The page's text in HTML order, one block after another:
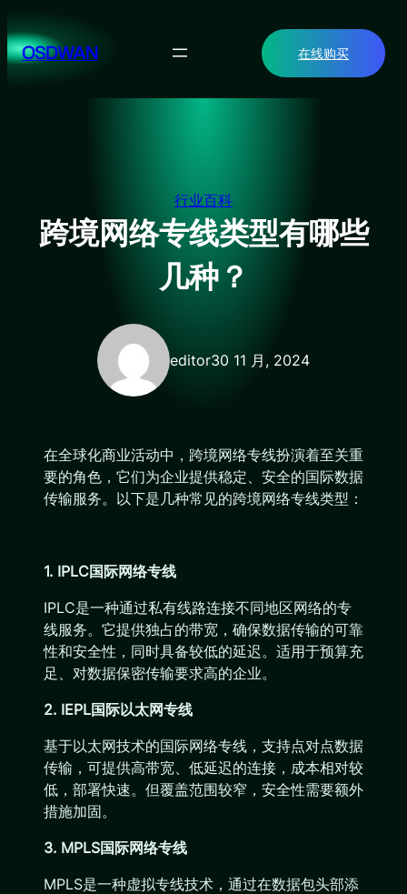
至
内OSDWAN 在线购买
行业百科
跨境网络专线类型有哪些
几种？
editor30 11 月, 2024
在全球化商业活动中，跨境网络专线扮演着至关重
要的角色，它们为企业提供稳定、安全的国际数据
传输服务。以下是几种常见的跨境网络专线类型：
1. IPLC国际网络专线
IPLC是一种通过私有线路连接不同地区网络的专
线服务。它提供独占的带宽，确保数据传输的可靠
性和安全性，同时具备较低的延迟。适用于预算充
足、对数据保密传输要求高的企业。
2. IEPL国际以太网专线
基于以太网技术的国际网络专线，支持点对点数据
传输，可提供高带宽、低延迟的连接，成本相对较
低，部署快速。但覆盖范围较窄，安全性需要额外
措施加固。
3. MPLS国际网络专线
MPLS是一种虚拟专线技术，通过在数据包头部添